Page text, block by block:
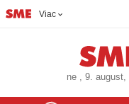
Viac
ne , 9. august,